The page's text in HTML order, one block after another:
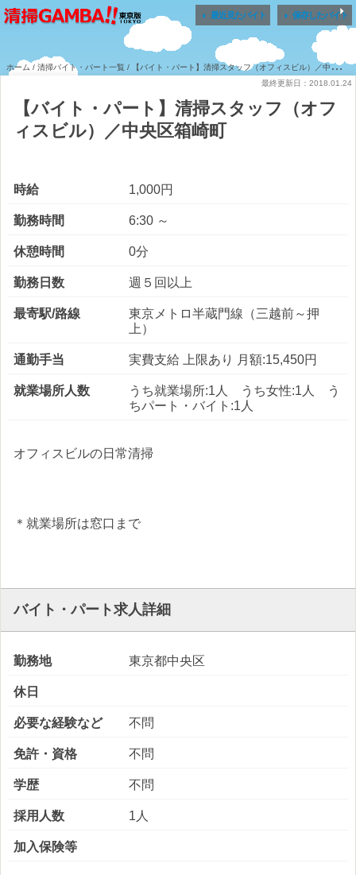
 最近見たバイト  保存したバイト
ホーム / 清掃バイト・パート一覧 / 【バイト・パート】清掃スタッフ（オフィスビル）／中央区箱崎町
最終更新日：2018.01.24
【バイト・パート】清掃スタッフ（オフ
ィスビル）／中央区箱崎町
時給 1,000円
勤務時間 6:30 ～
休憩時間 0分
勤務日数 週５回以上
最寄駅/路線
東京メトロ半蔵門線（三越前～押
上）
通勤手当 実費支給 上限あり 月額:15,450円
就業場所人数
うち就業場所:1人 うち女性:1人 う
ちパート・バイト:1人
オフィスビルの日常清掃
＊就業場所は窓口まで
バイト・パート求人詳細
勤務地 東京都中央区
休日
必要な経験など 不問
免許・資格 不問
学歴 不問
採用人数 1人
加入保険等